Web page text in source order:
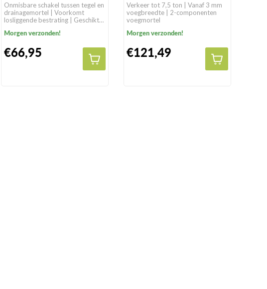
Onmisbare schakel tussen tegel en
drainagemortel | Voorkomt
losliggende bestrating | Geschikt
Morgen verzonden!
€66,95
Verkeer tot 7,5 ton | Vanaf 3 mm
voegbreedte | 2-componenten
voegmortel
Morgen verzonden!
€121,49